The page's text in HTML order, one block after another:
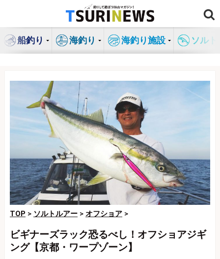
ン
船釣り 海釣り 海釣り施設 ソル
TOP > ソルトルアー > オフショア >
ビギナーズラック恐るべし！オフショアジギ
ング【京都・ワープゾーン】